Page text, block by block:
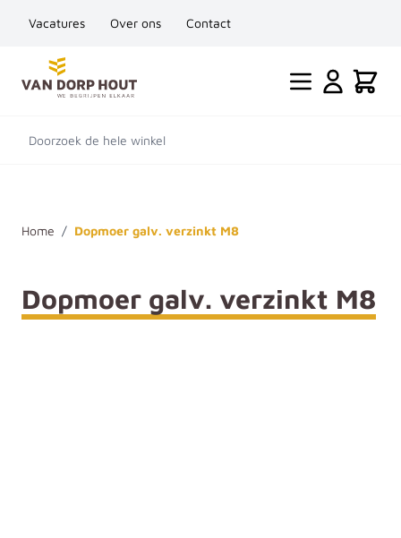
Vacatures Over ons Contact
Ga naar de inhoud
Cart
Doorzoek de hele winkel
Home / Dopmoer galv. verzinkt M8
Dopmoer galv. verzinkt M8